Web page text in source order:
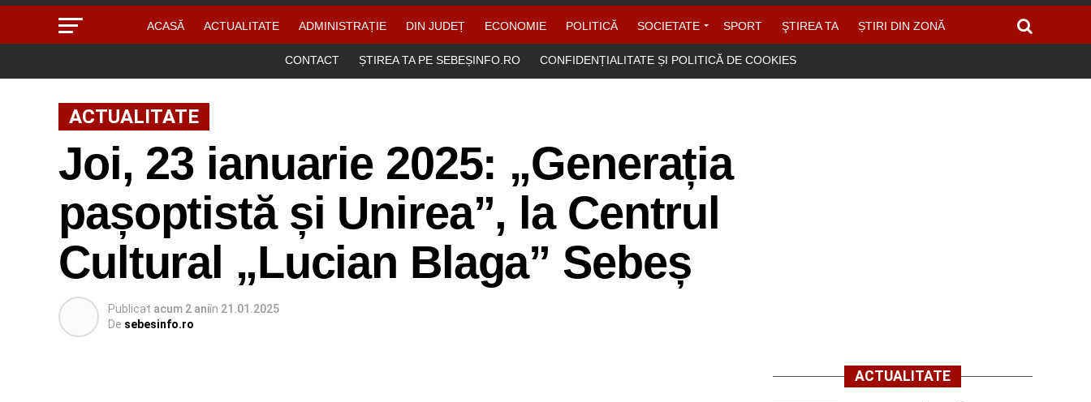
ACASĂ ACTUALITATE ADMINISTRAȚIE DIN JUDEȚ ECONOMIE POLITICĂ SOCIETATE SPORT ŞTIREA TA ȘTIRI DIN ZONĂ
CONTACT ȘTIREA TA PE SEBEȘINFO.RO CONFIDENȚIALITATE ȘI POLITICĂ DE COOKIES
ACTUALITATE
Joi, 23 ianuarie 2025: „Generația
pașoptistă și Unirea”, la Centrul
Cultural „Lucian Blaga” Sebeș
Publicat acum 2 aniîn 21.01.2025
De sebesinfo.ro
ACTUALITATE